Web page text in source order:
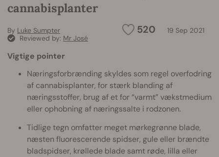
cannabisplanter
520 19 Sep 2021
By Luke Sumpter
Reviewed by: Mr José
Vigtige pointer
Næringsforbrænding skyldes som regel overfodring
af cannabisplanter, for stærk blanding af
næringsstoffer, brug af et for “varmt” vækstmedium
eller ophobning af næringssalte i rodzonen.
Tidlige tegn omfatter meget mørkegrønne blade,
næsten fluorescerende spidser, gule eller brændte
bladspidser, krøllede blade samt røde, lilla eller